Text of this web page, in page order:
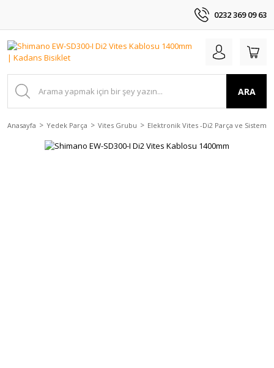
0232 369 09 63
ARA
Anasayfa Yedek Parça Vites Grubu Elektronik Vites -Di2 Parça ve